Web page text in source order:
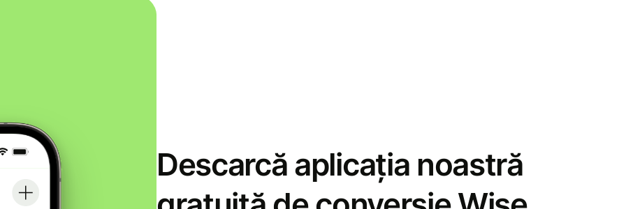
Descarcă aplicația noastră